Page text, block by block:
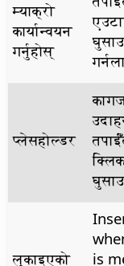
म्याक्रो
कार्यान्वयन
गर्नुहोस्
प्लेसहोल्डर
लुकाइएको
is